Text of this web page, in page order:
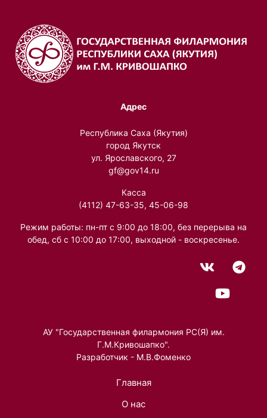
Адрес
Республика Саха (Якутия)
город Якутск
ул. Ярославского, 27
gf@gov14.ru
Касса
(4112) 47-63-35, 45-06-98
Режим работы: пн-пт с 9:00 до 18:00, без перерыва на
обед, сб с 10:00 до 17:00, выходной - воскресенье.
АУ "Государственная филармония РС(Я) им.
Г.М.Кривошапко".
Разработчик - М.В.Фоменко
Главная
О нас